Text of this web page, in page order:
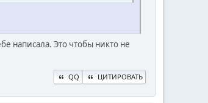
написала. Это чтобы никто не
QQ ЦИТИРОВАТЬ